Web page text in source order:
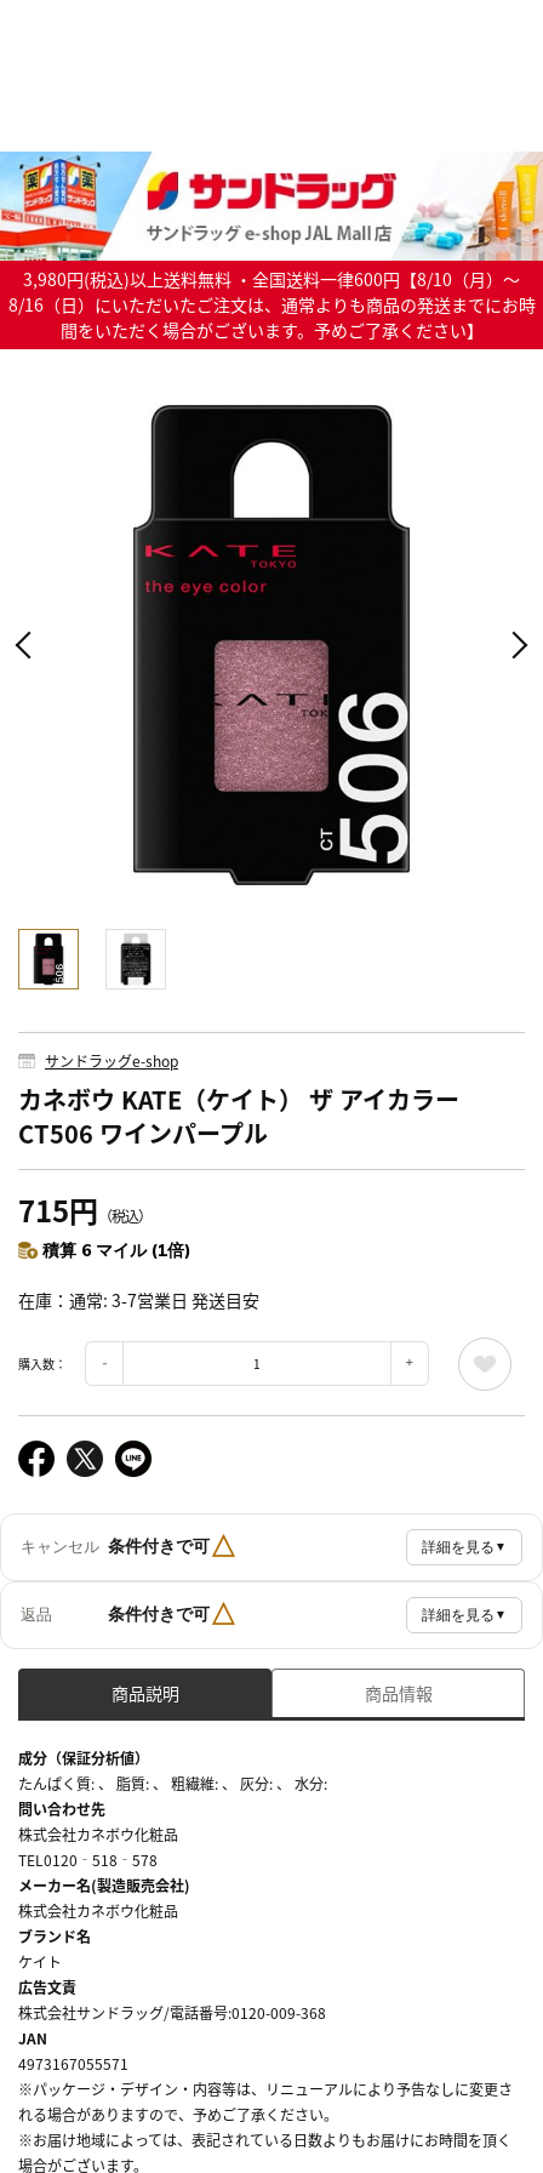
3,980円(税込)以上送料無料 ・全国送料一律600円【8/10（月）～
8/16（日）にいただいたご注文は、通常よりも商品の発送までにお時
間をいただく場合がございます。予めご了承ください】
サンドラッグe-shop
カネボウ KATE（ケイト） ザ アイカラー
CT506 ワインパープル
715円 （税込）
積算 6 マイル (1倍)
在庫 通常: 3-7営業日 発送目安
購入数：
キャンセル 条件付きで可△ 詳細を見る ▼
返品 条件付きで可△ 詳細を見る ▼
商品説明 商品情報
成分（保証分析値）
たんぱく質: 、 脂質: 、 粗繊維: 、 灰分: 、 水分:
問い合わせ先
株式会社カネボウ化粧品
TEL0120‐518‐578
メーカー名(製造販売会社)
株式会社カネボウ化粧品
ブランド名
ケイト
広告文責
株式会社サンドラッグ/電話番号:0120-009-368
JAN
4973167055571
※パッケージ・デザイン・内容等は、リニューアルにより予告なしに変更さ
れる場合がありますので、予めご了承ください。
※お届け地域によっては、表記されている日数よりもお届けにお時間を頂く
場合がございます。